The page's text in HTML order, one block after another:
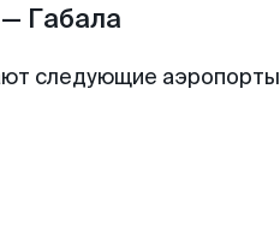
Габала
следующие аэропорты